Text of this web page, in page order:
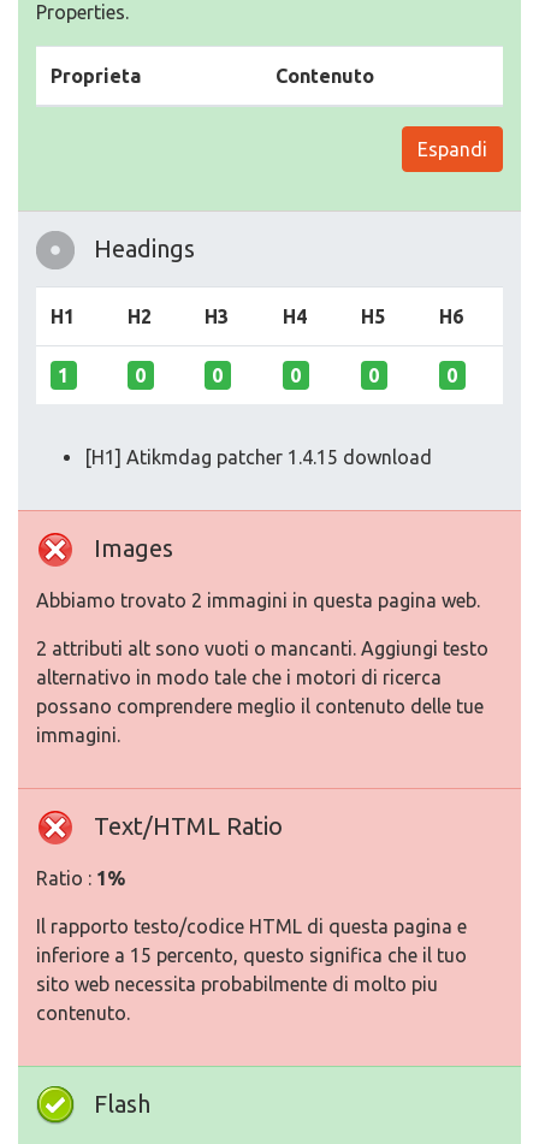
Properties.
Proprieta Contenuto
Espandi
Headings
H1 H2 H3 H4 H5 H6
1 0 0 0 0 0
[H1] Atikmdag patcher 1.4.15 download
Images
Abbiamo trovato 2 immagini in questa pagina web.
2 attributi alt sono vuoti o mancanti. Aggiungi testo
alternativo in modo tale che i motori di ricerca
possano comprendere meglio il contenuto delle tue
immagini.
Text/HTML Ratio
Ratio : 1%
Il rapporto testo/codice HTML di questa pagina e
inferiore a 15 percento, questo significa che il tuo
sito web necessita probabilmente di molto piu
contenuto.
Flash